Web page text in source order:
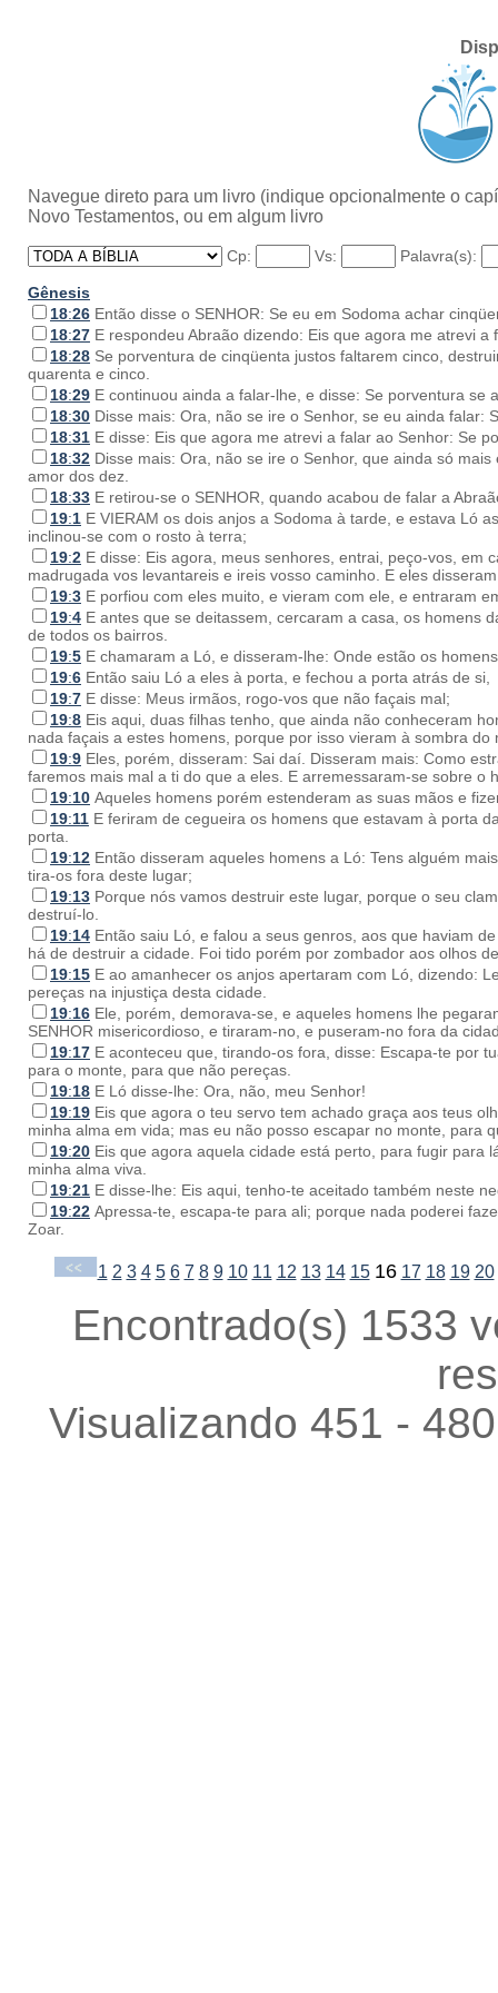
Navegue direto para um livro (indique opcionalmente o
Novo Testamentos, ou em algum livro
Cp: Vs: Palavra(s):
Gênesis
18:26 Então disse o SENHOR: Se eu em Sodoma achar
18:27 E respondeu Abraão dizendo: Eis que agora me atrevi
18:28 Se porventura de cinqüenta justos faltarem cinco,
quarenta e cinco.
18:29 E continuou ainda a falar-lhe, e disse: Se porventura
18:30 Disse mais: Ora, não se ire o Senhor, se eu ainda
18:31 E disse: Eis que agora me atrevi a falar ao Senhor: Se
18:32 Disse mais: Ora, não se ire o Senhor, que ainda só
amor dos dez.
18:33 E retirou-se o SENHOR, quando acabou de falar a
19:1 E VIERAM os dois anjos a Sodoma à tarde, e estava Ló
inclinou-se com o rosto à terra;
19:2 E disse: Eis agora, meus senhores, entrai, peço-vos, em
madrugada vos levantareis e ireis vosso caminho. E eles
19:3 E porfiou com eles muito, e vieram com ele, e entraram
19:4 E antes que se deitassem, cercaram a casa, os homens
de todos os bairros.
19:5 E chamaram a Ló, e disseram-lhe: Onde estão os
19:6 Então saiu Ló a eles à porta, e fechou a porta atrás de si,
19:7 E disse: Meus irmãos, rogo-vos que não façais mal;
19:8 Eis aqui, duas filhas tenho, que ainda não conheceram
nada façais a estes homens, porque por isso vieram à sombra do
19:9 Eles, porém, disseram: Sai daí. Disseram mais: Como
faremos mais mal a ti do que a eles. E arremessaram-se sobre
19:10 Aqueles homens porém estenderam as suas mãos e
19:11 E feriram de cegueira os homens que estavam à porta
porta.
19:12 Então disseram aqueles homens a Ló: Tens alguém
tira-os fora deste lugar;
19:13 Porque nós vamos destruir este lugar, porque o seu
destruí-lo.
19:14 Então saiu Ló, e falou a seus genros, aos que haviam
há de destruir a cidade. Foi tido porém por zombador aos olhos
19:15 E ao amanhecer os anjos apertaram com Ló, dizendo:
pereças na injustiça desta cidade.
19:16 Ele, porém, demorava-se, e aqueles homens lhe
SENHOR misericordioso, e tiraram-no, e puseram-no fora da
19:17 E aconteceu que, tirando-os fora, disse: Escapa-te por
para o monte, para que não pereças.
19:18 E Ló disse-lhe: Ora, não, meu Senhor!
19:19 Eis que agora o teu servo tem achado graça aos teus
minha alma em vida; mas eu não posso escapar no monte, para
19:20 Eis que agora aquela cidade está perto, para fugir
minha alma viva.
19:21 E disse-lhe: Eis aqui, tenho-te aceitado também neste
19:22 Apressa-te, escapa-te para ali; porque nada poderei
Zoar.
1 2 3 4 5 6 7 8 9 10 11 12 13 14 15 16 17 18 19 20
Encontrado(s) 1533
Visualizando 451 -